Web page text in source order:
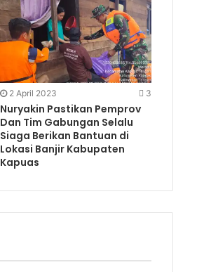
2 April 2023 3
Nuryakin Pastikan Pemprov
Dan Tim Gabungan Selalu
Siaga Berikan Bantuan di
Lokasi Banjir Kabupaten
Kapuas